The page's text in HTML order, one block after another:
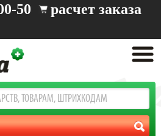
50 расчет заказа